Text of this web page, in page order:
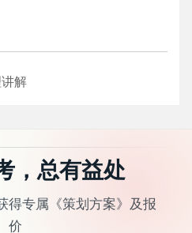
解
，总有益处
得专属《策划方案》及报
价